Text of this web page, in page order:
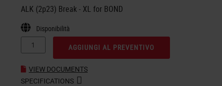
ALK (2p23) Break - XL for BOND
Disponibilità
AGGIUNGI AL PREVENTIVO
VIEW DOCUMENTS
SPECIFICATIONS